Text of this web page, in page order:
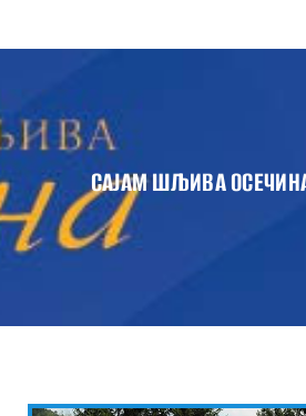
to
О САЈМУ
ПРОГРАМ САЈМА 2024
ВЕСТИ
КОНТАКТ
САЈАМ ШЉИВА